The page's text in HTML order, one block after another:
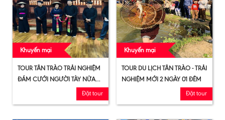
Khuyến mại
TOUR TÂN TRÀO TRẢI NGHIỆM
ĐÁM CƯỚI NGƯỜI TÀY NỬA
Đặt tour
Khuyến mại
TOUR DU LỊCH TÂN TRÀO - TRẢI
NGHIỆM MỚI 2 NGÀY 01 ĐÊM
Đặt tour